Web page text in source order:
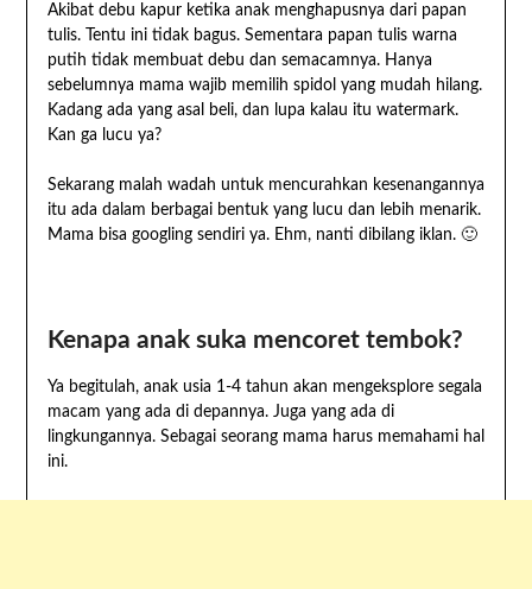
Akibat debu kapur ketika anak menghapusnya dari papan
tulis. Tentu ini tidak bagus. Sementara papan tulis warna
putih tidak membuat debu dan semacamnya. Hanya
sebelumnya mama wajib memilih spidol yang mudah hilang.
Kadang ada yang asal beli, dan lupa kalau itu watermark.
Kan ga lucu ya?
Sekarang malah wadah untuk mencurahkan kesenangannya
itu ada dalam berbagai bentuk yang lucu dan lebih menarik.
Mama bisa googling sendiri ya. Ehm, nanti dibilang iklan. 🙂
Kenapa anak suka mencoret tembok?
Ya begitulah, anak usia 1-4 tahun akan mengeksplore segala
macam yang ada di depannya. Juga yang ada di
lingkungannya. Sebagai seorang mama harus memahami hal
ini.